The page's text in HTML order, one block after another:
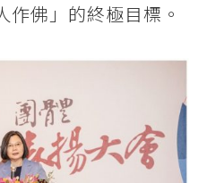
佛」的終極目標。